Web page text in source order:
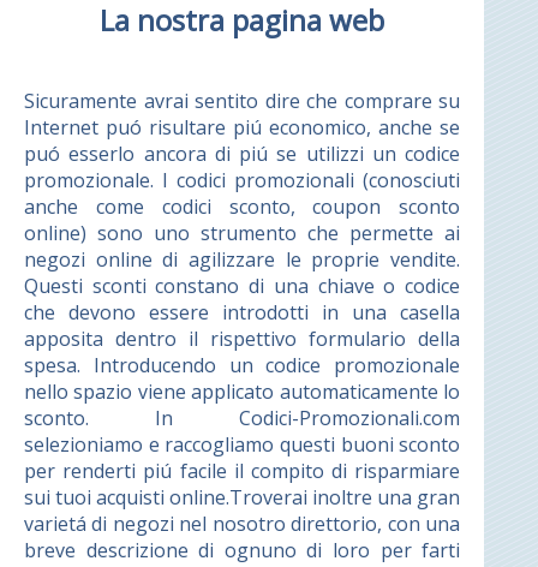
La nostra pagina web
Sicuramente avrai sentito dire che comprare su
Internet puó risultare piú economico, anche se
puó esserlo ancora di piú se utilizzi un codice
promozionale. I codici promozionali (conosciuti
anche come codici sconto, coupon sconto
online) sono uno strumento che permette ai
negozi online di agilizzare le proprie vendite.
Questi sconti constano di una chiave o codice
che devono essere introdotti in una casella
apposita dentro il rispettivo formulario della
spesa. Introducendo un codice promozionale
nello spazio viene applicato automaticamente lo
sconto. In Codici-Promozionali.com
selezioniamo e raccogliamo questi buoni sconto
per renderti piú facile il compito di risparmiare
sui tuoi acquisti online.Troverai inoltre una gran
varietá di negozi nel nosotro direttorio, con una
breve descrizione di ognuno di loro per farti